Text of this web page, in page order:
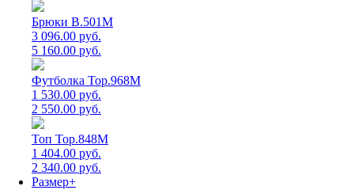
Брюки B.501M
3 096.00 руб.
5 160.00 руб.
Футболка Top.968M
1 530.00 руб.
2 550.00 руб.
Топ Top.848M
1 404.00 руб.
2 340.00 руб.
Размер+